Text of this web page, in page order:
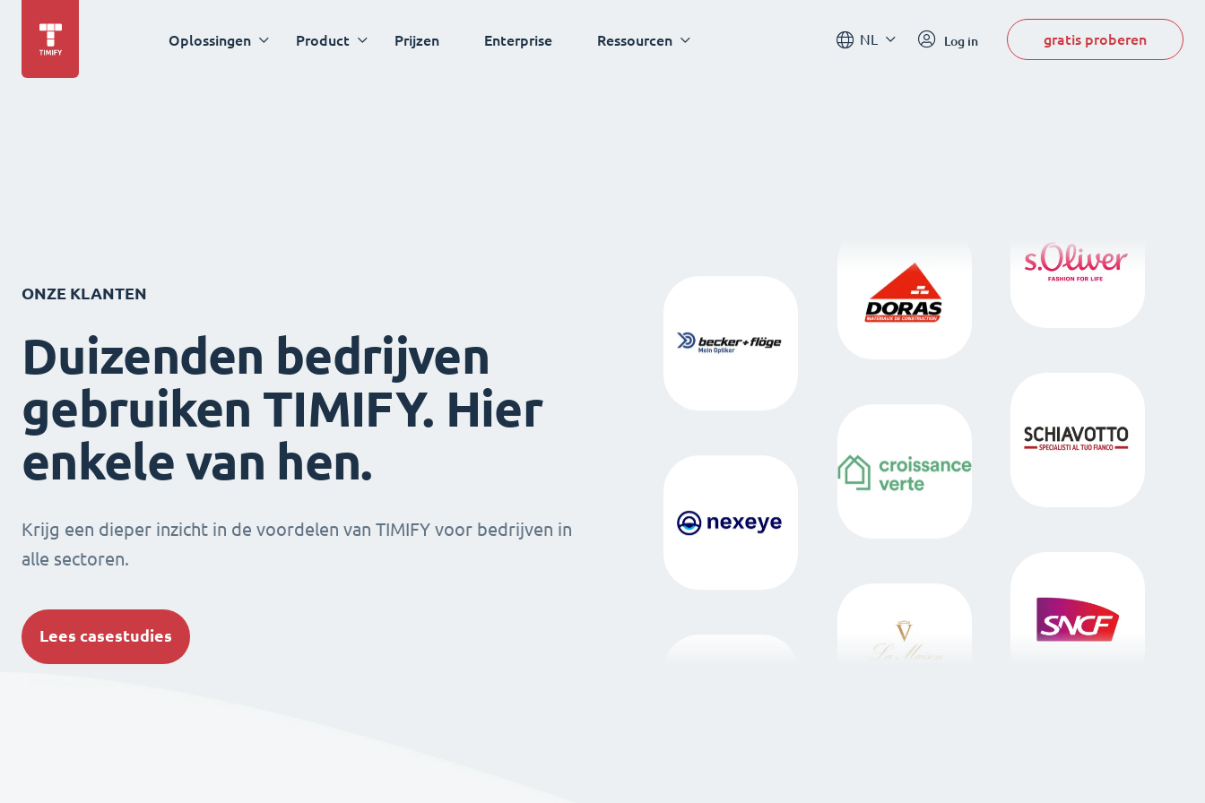
Oplossingen Product Prijzen Enterprise Ressourcen NL Log in gratis proberen
ONZE KLANTEN
Duizenden bedrijven
gebruiken TIMIFY. Hier
enkele van hen.
Krijg een dieper inzicht in de voordelen van TIMIFY voor bedrijven in
alle sectoren.
Lees casestudies